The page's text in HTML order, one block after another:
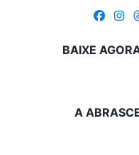
BAIXE
A